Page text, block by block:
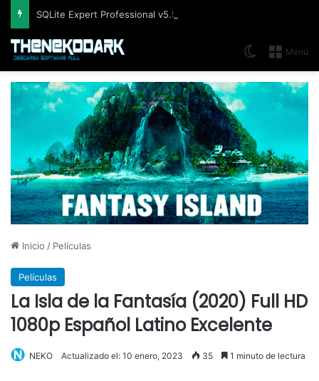
Menú
Switch skin
Inicio / Películas
Películas
La Isla de la Fantasía (2020) Full HD
1080p Español Latino Excelente
NEKO Actualizado el: 10 enero, 2023 35 1 minuto de lectura